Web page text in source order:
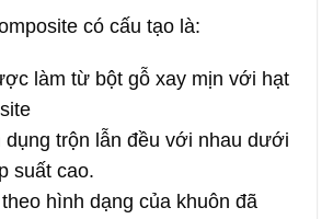
có cấu tạo là:
làm từ bột gỗ xay mịn với hạt
dụng trộn lẫn đều với nhau dưới
suất cao.
hình dạng của khuôn đã